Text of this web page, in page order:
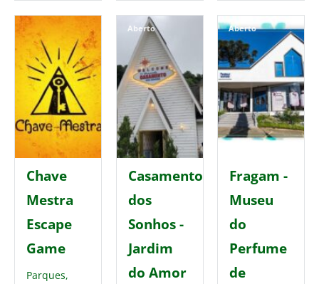
Chave
Mestra
Escape
Game
Parques,
Casamento
dos
Sonhos -
Jardim
do Amor
Aberto
Fragam -
Museu
do
Perfume
de
Aberto